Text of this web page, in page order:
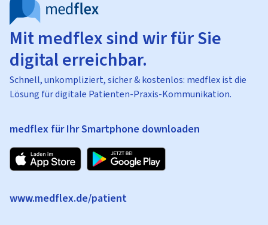
Mit medflex sind wir für Sie
digital erreichbar.
Schnell, unkompliziert, sicher & kostenlos: medflex ist die
Lösung für digitale Patienten-Praxis-Kommunikation.
medflex für Ihr Smartphone downloaden
www.medflex.de/patient